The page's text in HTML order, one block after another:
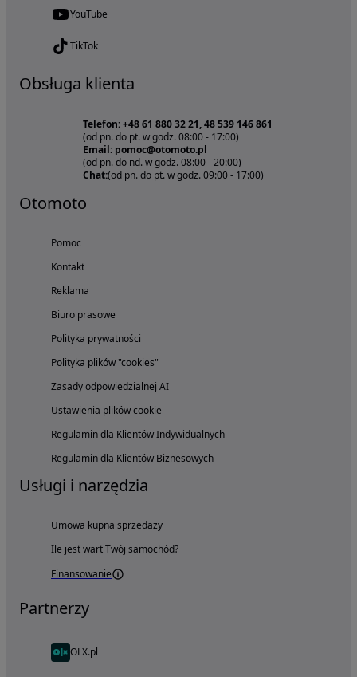
YouTube
TikTok
Obsługa klienta
Telefon: +48 61 880 32 21, 48 539 146 861
(od pn. do pt. w godz. 08:00 - 17:00)
Email: pomoc@otomoto.pl
(od pn. do nd. w godz. 08:00 - 20:00)
Chat:(od pn. do pt. w godz. 09:00 - 17:00)
Otomoto
Pomoc
Kontakt
Reklama
Biuro prasowe
Polityka prywatności
Polityka plików "cookies"
Zasady odpowiedzialnej AI
Ustawienia plików cookie
Regulamin dla Klientów Indywidualnych
Regulamin dla Klientów Biznesowych
Usługi i narzędzia
Umowa kupna sprzedaży
Ile jest wart Twój samochód?
Finansowanie
Partnerzy
OLX.pl